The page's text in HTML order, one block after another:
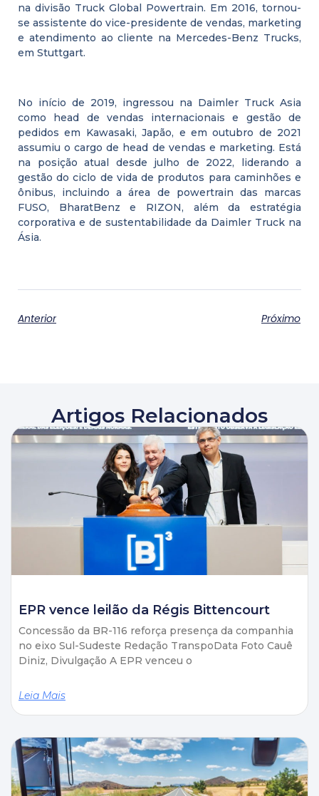
na divisão Truck Global Powertrain. Em 2016, tornou-
se assistente do vice-presidente de vendas, marketing
e atendimento ao cliente na Mercedes-Benz Trucks,
em Stuttgart.
No início de 2019, ingressou na Daimler Truck Asia
como head de vendas internacionais e gestão de
pedidos em Kawasaki, Japão, e em outubro de 2021
assumiu o cargo de head de vendas e marketing. Está
na posição atual desde julho de 2022, liderando a
gestão do ciclo de vida de produtos para caminhões e
ônibus, incluindo a área de powertrain das marcas
FUSO, BharatBenz e RIZON, além da estratégia
corporativa e de sustentabilidade da Daimler Truck na
Ásia.
Anterior Próximo
Artigos Relacionados
EPR vence leilão da Régis Bittencourt
Concessão da BR-116 reforça presença da companhia
no eixo Sul-Sudeste Redação TranspoData Foto Cauê
Diniz, Divulgação A EPR venceu o
Leia Mais